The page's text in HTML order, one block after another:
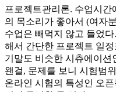
프로젝트관리론. 수업시간
의 목소리가 좋아서 (여자
수업은 빼먹지 않고 들었
해서 간단한 프로젝트 일
기말도 비슷한 시츄에이션
왠걸, 문제를 보니 시험범
온라인 시험의 특성인 오